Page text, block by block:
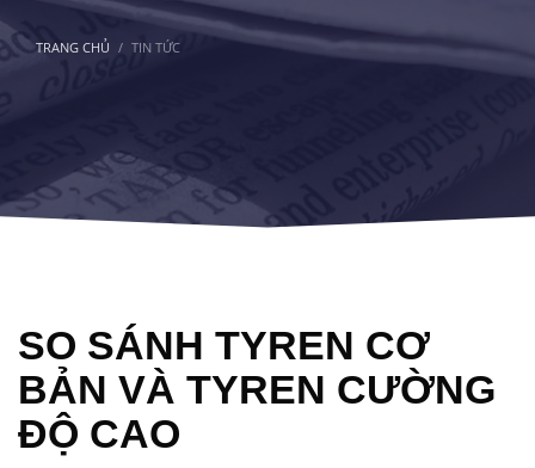
TRANG CHỦ TIN TỨC
SO SÁNH TYREN CƠ
BẢN VÀ TYREN CƯỜNG
ĐỘ CAO